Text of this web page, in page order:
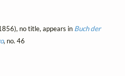
no title, appears in Buch der
, no. 46